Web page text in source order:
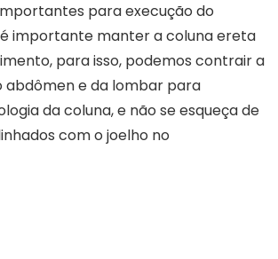
para execução do
importante manter a coluna ereta
para isso, podemos contrair a
abdômen e da lombar para
da coluna, e não se esqueça de
com o joelho no